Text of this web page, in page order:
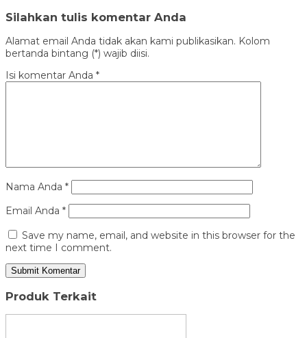
Silahkan tulis komentar Anda
Alamat email Anda tidak akan kami publikasikan. Kolom
bertanda bintang (*) wajib diisi.
Isi komentar Anda *
Nama Anda *
Email Anda *
Save my name, email, and website in this browser for the
next time I comment.
Produk Terkait